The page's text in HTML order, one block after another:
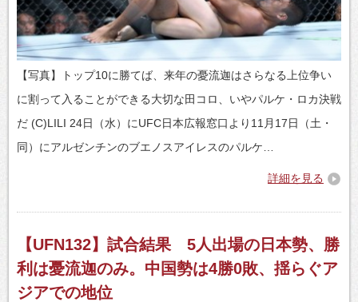
【写真】トップ10に勝てば、来年の憂流迦はさらなる上位争い
に割って入ることができる大切な田コロ、いやパルケ・ロカ決戦
だ (C)LILI 24日（水）にUFC日本広報窓口より11月17日（土・
同）にアルゼンチンのブエノスアイレスのパルケ…
詳細を見る
【UFN132】試合結果 5人出場の日本勢、勝
利は憂流迦のみ。中国勢は4勝0敗、揺らぐア
ジアでの地位